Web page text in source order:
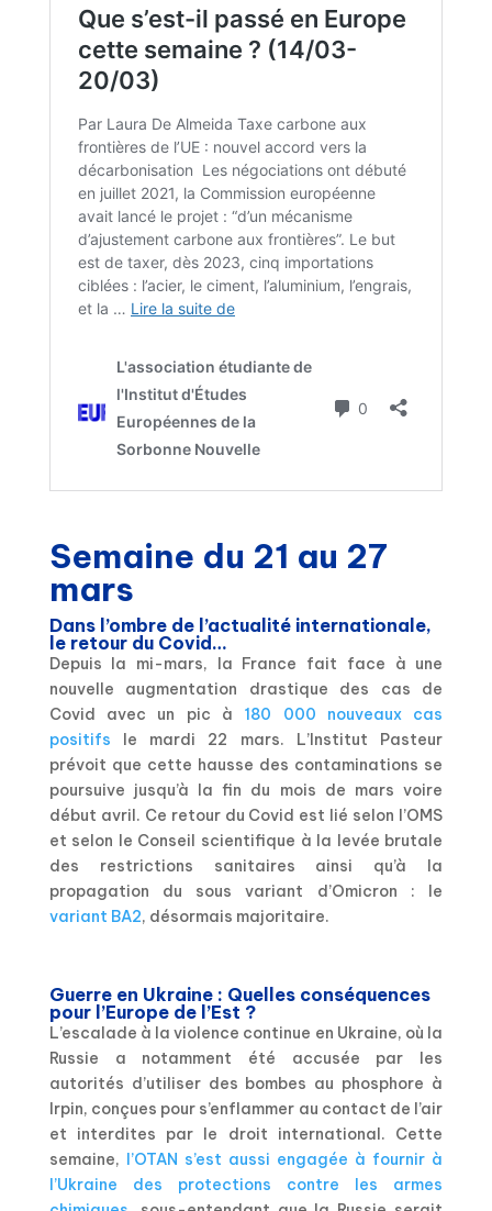
Semaine du 21 au 27
mars
Dans l’ombre de l’actualité internationale,
le retour du Covid…
Depuis la mi-mars, la France fait face à une
nouvelle augmentation drastique des cas de
Covid avec un pic à 180 000 nouveaux cas
positifs le mardi 22 mars. L’Institut Pasteur
prévoit que cette hausse des contaminations se
poursuive jusqu’à la fin du mois de mars voire
début avril. Ce retour du Covid est lié selon l’OMS
et selon le Conseil scientifique à la levée brutale
des restrictions sanitaires ainsi qu’à la
propagation du sous variant d’Omicron : le
variant BA2, désormais majoritaire.
Guerre en Ukraine : Quelles conséquences
pour l’Europe de l’Est ?
L’escalade à la violence continue en Ukraine, où la
Russie a notamment été accusée par les
autorités d’utiliser des bombes au phosphore à
Irpin, conçues pour s’enflammer au contact de l’air
et interdites par le droit international. Cette
semaine, l’OTAN s’est aussi engagée à fournir à
l’Ukraine des protections contre les armes